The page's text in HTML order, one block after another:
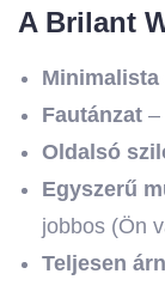
A Brilant
Minimalista
Fautánzat –
Oldalsó
Egyszerű
jobbos (Ön
Teljesen